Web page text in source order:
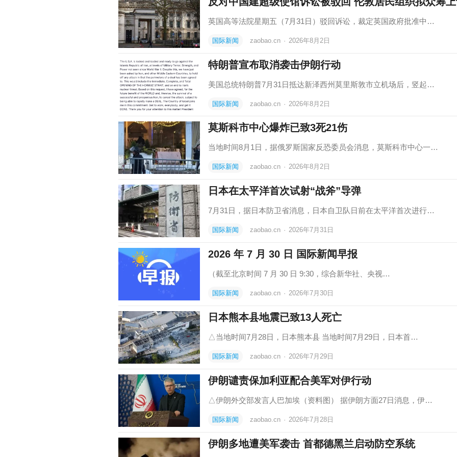
英国高等法院星期五（7月31日）驳回诉讼，裁定英国政府批准中…
国际新闻 zaobao.cn · 2026年8月2日
特朗普宣布取消袭击伊朗行动
美国总统特朗普7月31日抵达新泽西州莫里斯敦市立机场后，竖起…
国际新闻 zaobao.cn · 2026年8月2日
莫斯科市中心爆炸已致3死21伤
当地时间8月1日，据俄罗斯国家反恐委员会消息，莫斯科市中心一…
国际新闻 zaobao.cn · 2026年8月2日
日本在太平洋首次试射“战斧”导弹
7月31日，据日本防卫省消息，日本自卫队日前在太平洋首次进行…
国际新闻 zaobao.cn · 2026年7月31日
2026 年 7 月 30 日 国际新闻早报
（截至北京时间 7 月 30 日 9:30，综合新华社、央视…
国际新闻 zaobao.cn · 2026年7月30日
日本熊本县地震已致13人死亡
△当地时间7月28日，日本熊本县 当地时间7月29日，日本首…
国际新闻 zaobao.cn · 2026年7月29日
伊朗谴责保加利亚配合美军对伊行动
△伊朗外交部发言人巴加埃（资料图） 据伊朗方面27日消息，伊…
国际新闻 zaobao.cn · 2026年7月28日
伊朗多地遭美军袭击 首都德黑兰启动防空系统